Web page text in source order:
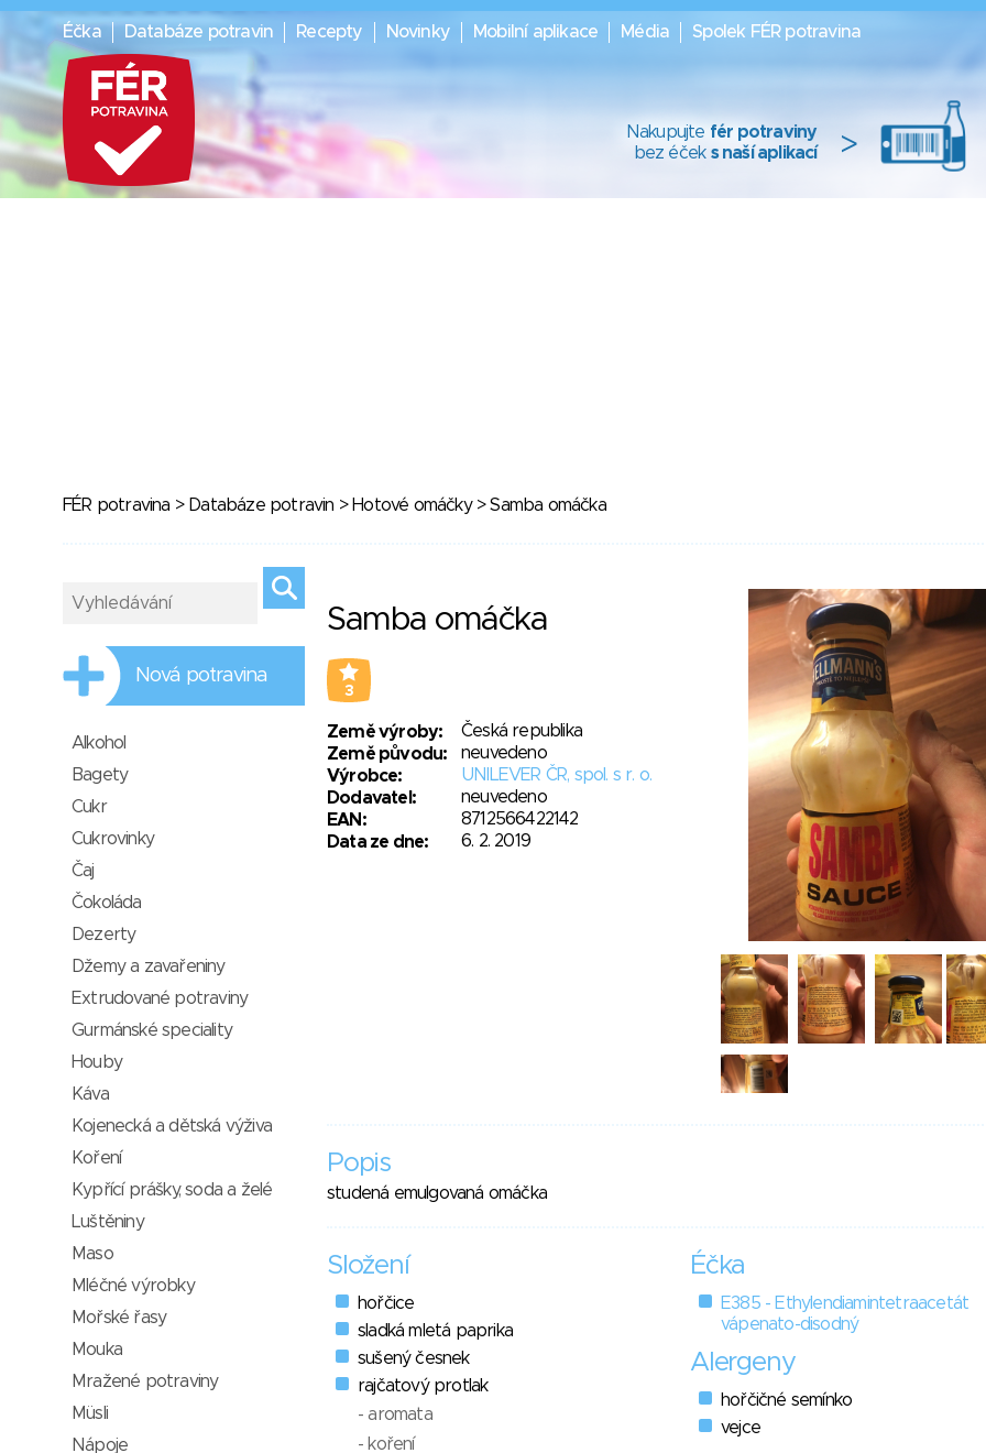
Éčka Databáze potravin Recepty Novinky Mobilní aplikace Média Spolek FÉR potravina
Nakupujte fér potraviny
bez éček s naší aplikací >
FÉR potravina > Databáze potravin > Hotové omáčky> Samba omáčka
Samba omáčka
3
Země výroby:
Česká republika
Země původu:
neuvedeno
Výrobce:
UNILEVER ČR, spol. s r. o.
Dodavatel:
neuvedeno
EAN:
8712566422142
Data ze dne:
6. 2. 2019
Popis
studená emulgovaná omáčka
Složení
hořčice
sladká mletá paprika
sušený česnek
rajčatový protlak
- aromata
- koření
Éčka
E385 - Ethylendiamintetraacetát
vápenato-disodný
Alergeny
hořčičné semínko
vejce
Nová potravina
Alkohol
Bagety
Cukr
Cukrovinky
Čaj
Čokoláda
Dezerty
Džemy a zavařeniny
Extrudované potraviny
Gurmánské speciality
Houby
Káva
Kojenecká a dětská výživa
Koření
Kypřící prášky, soda a želé
Luštěniny
Maso
Mléčné výrobky
Mořské řasy
Mouka
Mražené potraviny
Müsli
Nápoje